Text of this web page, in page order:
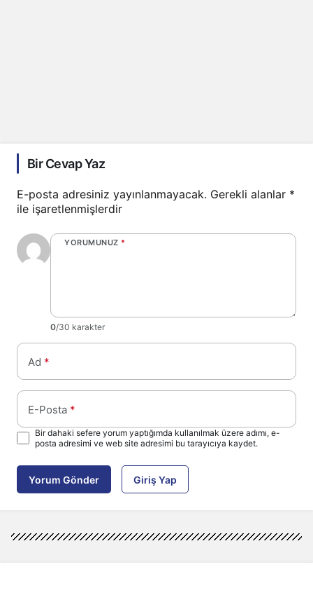
Bir Cevap Yaz
E-posta adresiniz yayınlanmayacak. Gerekli alanlar *
ile işaretlenmişlerdir
YORUMUNUZ *
0/30 karakter
Ad *
E-Posta *
Bir dahaki sefere yorum yaptığımda kullanılmak üzere adımı, e-
posta adresimi ve web site adresimi bu tarayıcıya kaydet.
Yorum Gönder Giriş Yap